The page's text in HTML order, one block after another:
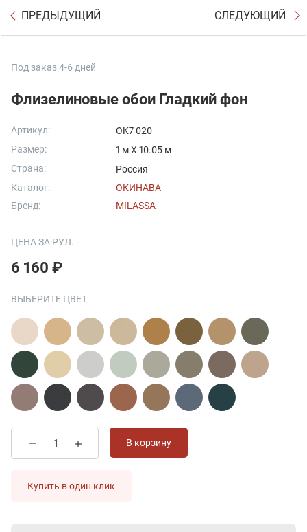
ПРЕДЫДУЩИЙ СЛЕДУЮЩИЙ
Под заказ 4-6 дней
Флизелиновые обои Гладкий фон
Артикул:
OK7 020
Размер:
1 м X 10.05 м
Страна:
Россия
Каталог:
ОКИНАВА
Бренд:
MILASSA
ЦЕНА ЗА РУЛ.
6 160 ₽
ВЫБЕРИТЕ ЦВЕТ
В корзину
Купить в один клик